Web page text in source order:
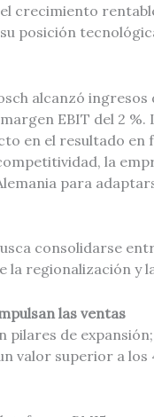
crecimiento
posición
alcanzó ingresos
EBIT del 2
en el resultado
la
para
consolidarse
regionalización y
las ventas
de
valor superior a